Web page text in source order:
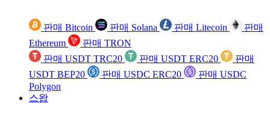
판매 Bitcoin 판매 Solana 판매 Litecoin
판매
Ethereum
판매 TRON
판매 USDT TRC20
판매 USDT ERC20
판매
USDT BEP20
판매 USDC ERC20
판매 USDC
Polygon
스왑